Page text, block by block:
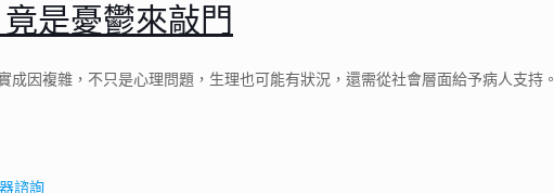
是憂鬱來敲門
成因複雜，不只是心理問題，生理也可能有狀況，還需從社會層面給予病人支持。